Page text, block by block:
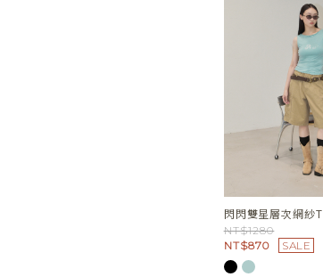
閃閃雙星層次網紗T
NT$1280
NT$870
SALE